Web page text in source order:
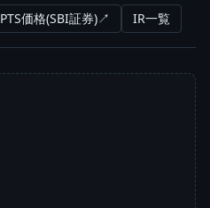
PTS価格(SBI証券)↗ IR一覧